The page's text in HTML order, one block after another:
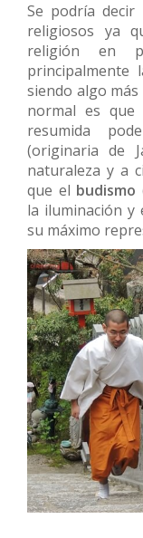
Se podría
religiosos ya
religión en
principalmente
siendo algo
normal es que
resumida
(originaria de
naturaleza y a
que el budismo
la iluminación y
su máximo